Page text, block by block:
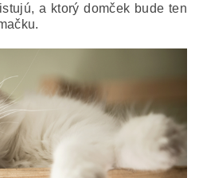
a ktorý domček bude ten